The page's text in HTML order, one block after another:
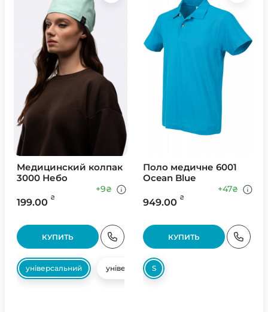
Медицинский колпак
3000 Небо
199.00 ₴
+9₴
КУПИТЬ
універсальний універсальний
Поло медичне 6001
Ocean Blue
949.00 ₴
+47₴
КУПИТЬ
S